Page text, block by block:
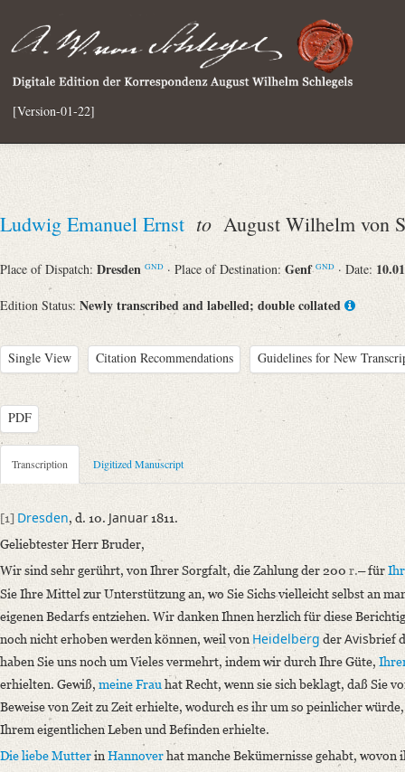
[Version-01-22]
Ludwig Emanuel Ernst to August Wilhelm von
Place of Dispatch: Dresden GND · Place of Destination: GenfGND · Date:
Edition Status: Newly transcribed and labelled; double collated
Single View Citation Recommendations Guidelines for New
PDF
Metadata Concerning Header
Sender: Ludwig Emanuel Ernst
Recipient: August Wilhelm von Schlegel
Place of Destination: Genf
Date: 10.01.1811
Notations: Fragment. Schluss fehlt. – Empfangsort erschlossen.
Manuscript
Provider: Dresden, Sächsische Landesbibliothek - Staats- und
OAI Id: APP2712-Bd-5
Classification Number: Mscr.Dresd.App.2712,B,18,18
Number of Pages: 2 S., hs. m. U.
Format: 14,9 x 11,7 cm
Transcription Digitized Manuscript
[1] Dresden, d. 10. Januar1811.
Geliebtester Herr Bruder,
Wir sind sehr gerührt, von Ihrer Sorgfalt, die Zahlung der 200 r.–für
Sie Ihre Mittel zur Unterstützung an, wo Sie Sichs vielleicht selbst an
eigenen Bedarfs entziehen. Wir danken Ihnen herzlich für diese
noch nicht erhoben werden können, weil von Heidelberg derAvisbrief
haben Sie uns noch um Vieles vermehrt, indem wir durch Ihre Güte,
erhielten. Gewiß, meine Frau hat Recht, wenn sie sich beklagt, daß Sie
Beweise von Zeit zu Zeit erhielte, wodurch es ihr um so peinlicher
Ihrem eigentlichen Leben und Befinden erhielte.
Die liebe Mutterin Hannoverhat manche Bekümernisse gehabt,